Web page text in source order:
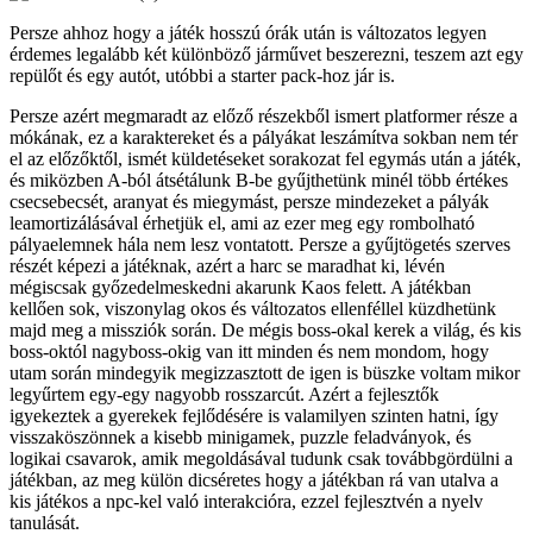
Persze ahhoz hogy a játék hosszú órák után is változatos legyen
érdemes legalább két különböző járművet beszerezni, teszem azt egy
repülőt és egy autót, utóbbi a starter pack-hoz jár is.
Persze azért megmaradt az előző részekből ismert platformer része a
mókának, ez a karaktereket és a pályákat leszámítva sokban nem tér
el az előzőktől, ismét küldetéseket sorakozat fel egymás után a játék,
és miközben A-ból átsétálunk B-be gyűjthetünk minél több értékes
csecsebecsét, aranyat és miegymást, persze mindezeket a pályák
leamortizálásával érhetjük el, ami az ezer meg egy rombolható
pályaelemnek hála nem lesz vontatott. Persze a gyűjtögetés szerves
részét képezi a játéknak, azért a harc se maradhat ki, lévén
mégiscsak győzedelmeskedni akarunk Kaos felett. A játékban
kellően sok, viszonylag okos és változatos ellenféllel küzdhetünk
majd meg a missziók során. De mégis boss-okal kerek a világ, és kis
boss-októl nagyboss-okig van itt minden és nem mondom, hogy
utam során mindegyik megizzasztott de igen is büszke voltam mikor
legyűrtem egy-egy nagyobb rosszarcút. Azért a fejlesztők
igyekeztek a gyerekek fejlődésére is valamilyen szinten hatni, így
visszaköszönnek a kisebb minigamek, puzzle feladványok, és
logikai csavarok, amik megoldásával tudunk csak továbbgördülni a
játékban, az meg külön dicséretes hogy a játékban rá van utalva a
kis játékos a npc-kel való interakcióra, ezzel fejlesztvén a nyelv
tanulását.